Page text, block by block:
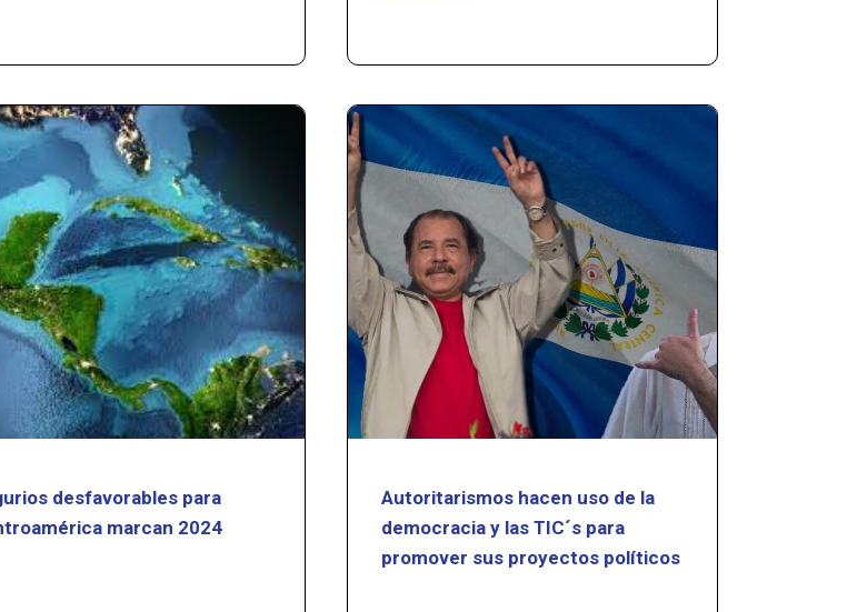
desfavorables para
marcan 2024
Autoritarismos hacen uso de la
democracia y las TIC´s para
promover sus proyectos políticos